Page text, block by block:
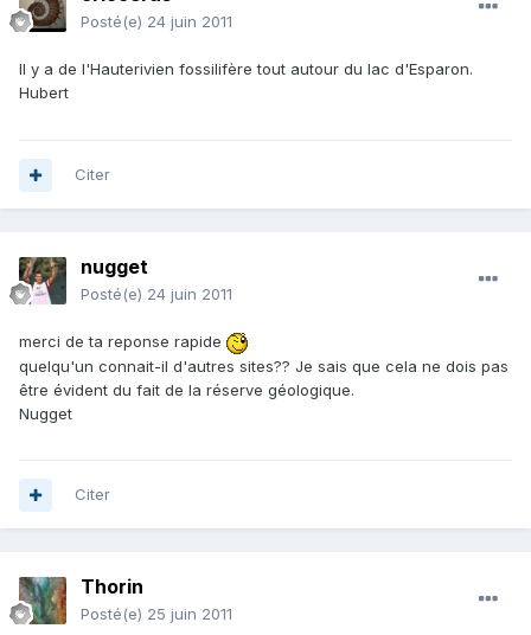
Posté(e) 24 juin 2011
Il y a de l'Hauterivien fossilifère tout autour du lac d'Esparon.
Hubert
Citer
nugget
Posté(e) 24 juin 2011
merci de ta reponse rapide
quelqu'un connait-il d'autres sites?? Je sais que cela ne dois pas
être évident du fait de la réserve géologique.
Nugget
Citer
Thorin
Posté(e) 25 juin 2011